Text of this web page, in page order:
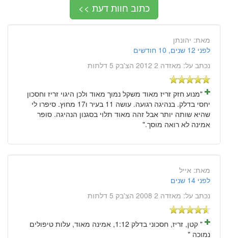
כתוב חוות דעת >>
מאת: יהונתן
לפני 12 שנים, 10 חודשים
נכתב על: מאזדה 2 2012 הצ'בק 5 דלתות
"מנוע חזק זריז מאוד משקל נמוך מאוד ולכן היגוי זריז וחסכון
יחסי בדלק. בנהיגה רגועה. עושה 11 בעיר ו17 מחוץ. סיפרו לי
שהיא שותה יותר אבל זהה מאוד תלוי בסגנון הנהיגה. סופר
אמינה לא רואה מוסך."
מאת: אייל
לפני 14 שנים
נכתב על: מאזדה 2 2008 הצ'בק 5 דלתות
" קטן, זריז, חסכוני בדלק 1:12, אמינה מאוד, עלות טיפולים
נמוכה "